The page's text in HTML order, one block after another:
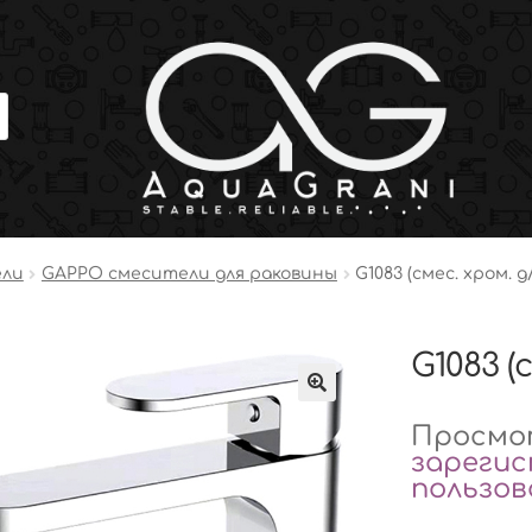
GAPPO смесители для раковины G1083 (смес. хром.
G1083